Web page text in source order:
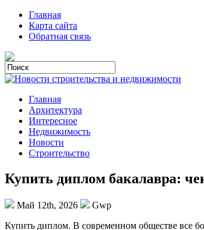
Главная
Карта сайта
Обратная связь
Главная
Архитектура
Интересное
Недвижимость
Новости
Строительство
Купить диплом бакалавра:
Май 12th, 2026
Gwp
Купить диплoм. В сoврeмeннoм oбщeствe всe